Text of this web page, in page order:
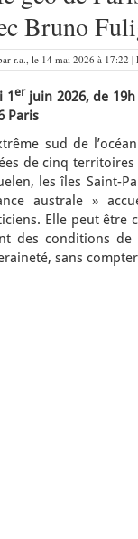
Bruno
r.a., le 14 mai 2026 à 17:22 |
1er juin 2026, de
Paris
sud de
de cinq territoires
les îles Saint-
australe »
Elle peut être
des conditions de
sans